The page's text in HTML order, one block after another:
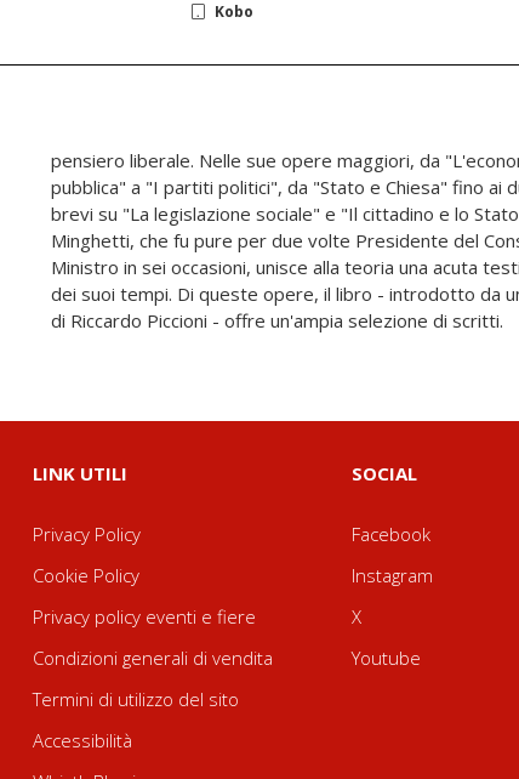
Kobo
di Riccardo Piccioni - offre un'ampia selezione di scritti.
LINK UTILI
Privacy Policy
Cookie Policy
Privacy policy eventi e fiere
Condizioni generali di vendita
Termini di utilizzo del sito
Accessibilità
SOCIAL
Facebook
Instagram
X
Youtube